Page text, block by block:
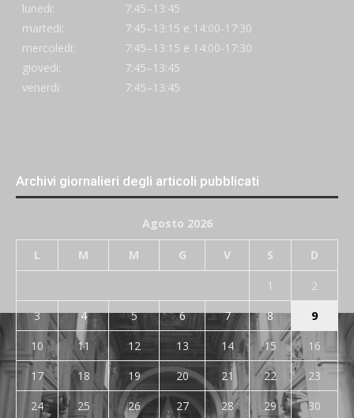
lunedi:
7:45–13:45
martedi:
7:45–13:15 e 14:00-17:30
mercoledi:
7:45–13:15 e 14:00-17:30
giovedi:
7:45–13:45
venerdi:
7:45–13:45
Archivi giornalieri degli articoli pubblicati
Agosto 2026
L M M G V S D
1
2
3
4 5 6 7 8
9
10
11 12 13 14 15
16
17
18 19 20 21 22
23
24
25 26 27 28 29 30